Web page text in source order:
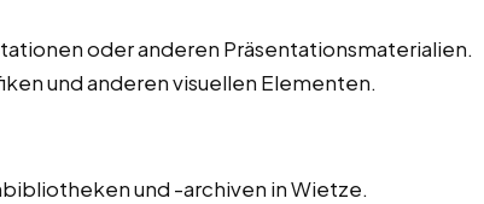
oder anderen Präsentationsmaterialien.
und anderen visuellen Elementen.
und -archiven in Wietze.